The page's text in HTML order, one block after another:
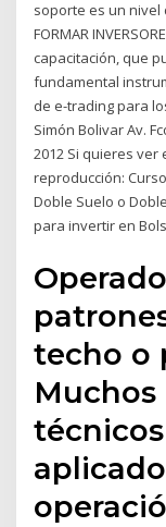
soporte es un
FORMAR
capacitación, que
fundamental
de e-trading para
Simón Bolivar Av.
2012 Si quieres ver
reproducción:
Doble Suelo o
para invertir en
techo o